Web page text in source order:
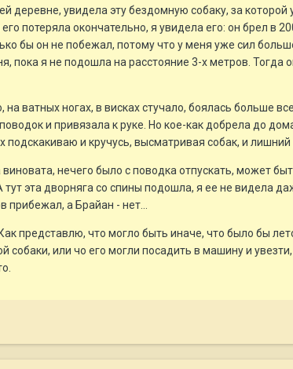
деревне, увидела эту бездомную собаку, за
потеряла окончательно, я увидела его: он брел в
бы он не побежал, потому что у меня уже сил
пока я не подошла на расстояние 3-х метров. Тогда
ватных ногах, в висках стучало, боялась больше
и привязала к руке. Но кое-как добрела до
подскакиваю и кручусь, высматривая собак, и лишний
нечего было с поводка отпускать, может
эта дворняга со спины подошла, я ее не видела
а Брайан - нет...
представлю, что могло быть иначе, что было бы
собаки, или чо его могли посадить в машину и